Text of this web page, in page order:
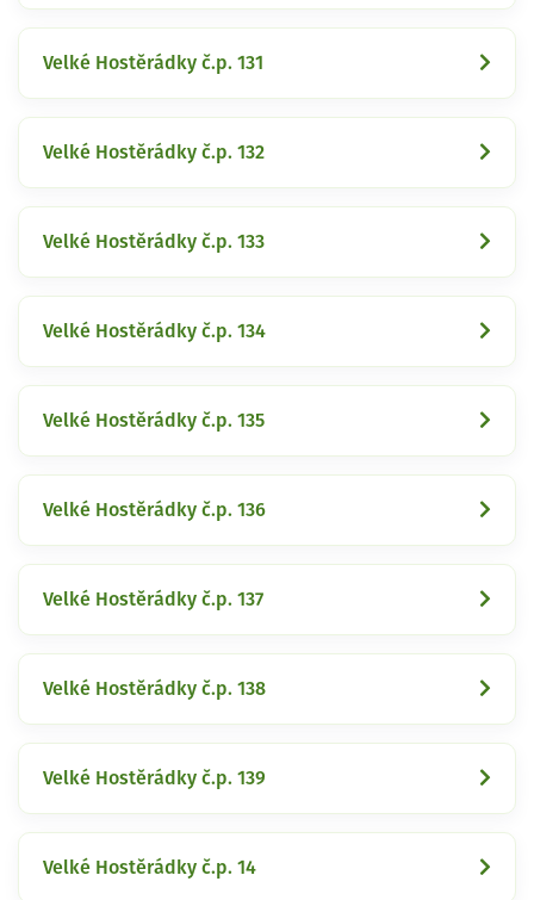
Velké Hostěrádky č.p. 131
Velké Hostěrádky č.p. 132
Velké Hostěrádky č.p. 133
Velké Hostěrádky č.p. 134
Velké Hostěrádky č.p. 135
Velké Hostěrádky č.p. 136
Velké Hostěrádky č.p. 137
Velké Hostěrádky č.p. 138
Velké Hostěrádky č.p. 139
Velké Hostěrádky č.p. 14